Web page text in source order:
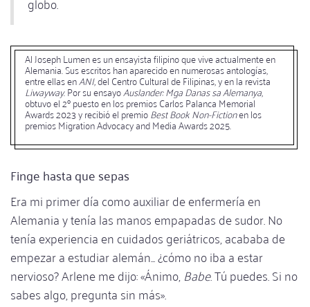
Al Joseph Lumen es un ensayista filipino que vive actualmente en
Alemania. Sus escritos han aparecido en numerosas antologías,
entre ellas enANI,del Centro Cultural de Filipinas, y en la revista
Liwayway. Por su ensayoAuslander: Mga Danas sa Alemanya,
obtuvo el 2º puesto en los premios Carlos Palanca Memorial
Awards 2023 y recibió el premioBest Book Non-Fictionen los
premios Migration Advocacy and Media Awards 2025.
Finge hasta que sepas
Era mi primer día como auxiliar de enfermería en
Alemania y tenía las manos empapadas de sudor. No
tenía experiencia en cuidados geriátricos, acababa de
empezar a estudiar alemán... ¿cómo no iba a estar
nervioso? Arlene me dijo: «Ánimo,Babe. Tú puedes. Si no
sabes algo, pregunta sin más».